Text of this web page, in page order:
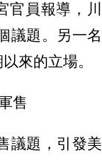
官員報導，川
議題。另一名
來的立場。
售
議題，引發美